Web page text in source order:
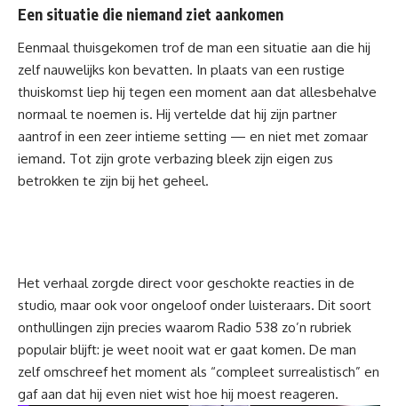
Een situatie die niemand ziet aankomen
Eenmaal thuisgekomen trof de man een situatie aan die hij
zelf nauwelijks kon bevatten. In plaats van een rustige
thuiskomst liep hij tegen een moment aan dat allesbehalve
normaal te noemen is. Hij vertelde dat hij zijn partner
aantrof in een zeer intieme setting — en niet met zomaar
iemand. Tot zijn grote verbazing bleek zijn eigen zus
betrokken te zijn bij het geheel.
Het verhaal zorgde direct voor geschokte reacties in de
studio, maar ook voor ongeloof onder luisteraars. Dit soort
onthullingen zijn precies waarom Radio 538 zo’n rubriek
populair blijft: je weet nooit wat er gaat komen. De man
zelf omschreef het moment als “compleet surrealistisch” en
gaf aan dat hij even niet wist hoe hij moest reageren.